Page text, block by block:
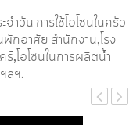
ำวัน การใช้โอโซนในครัว
พักอาศัย สำนักงาน,โรง
,โอโซนในการผลิตน้ำ
ลฯ.